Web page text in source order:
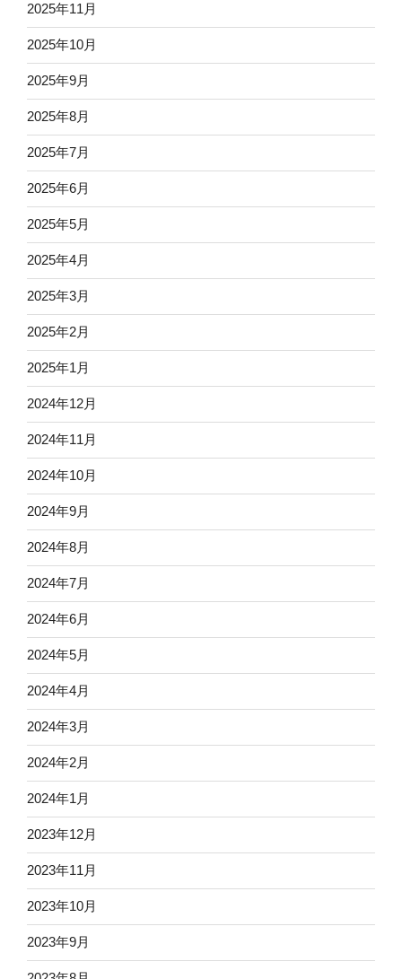
2025年11月
2025年10月
2025年9月
2025年8月
2025年7月
2025年6月
2025年5月
2025年4月
2025年3月
2025年2月
2025年1月
2024年12月
2024年11月
2024年10月
2024年9月
2024年8月
2024年7月
2024年6月
2024年5月
2024年4月
2024年3月
2024年2月
2024年1月
2023年12月
2023年11月
2023年10月
2023年9月